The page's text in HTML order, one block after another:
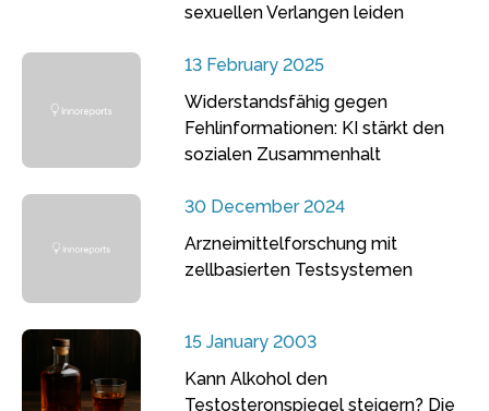
sexuellen Verlangen leiden
13 February 2025
Widerstandsfähig gegen
Fehlinformationen: KI stärkt den
sozialen Zusammenhalt
30 December 2024
Arzneimittelforschung mit
zellbasierten Testsystemen
15 January 2003
Kann Alkohol den
Testosteronspiegel steigern? Die